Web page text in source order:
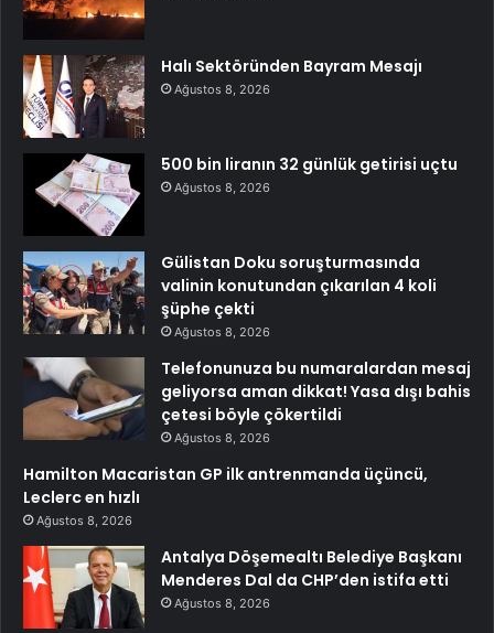
Halı Sektöründen Bayram Mesajı
Ağustos 8, 2026
500 bin liranın 32 günlük getirisi uçtu
Ağustos 8, 2026
Gülistan Doku soruşturmasında
valinin konutundan çıkarılan 4 koli
şüphe çekti
Ağustos 8, 2026
Telefonunuza bu numaralardan mesaj
geliyorsa aman dikkat! Yasa dışı bahis
çetesi böyle çökertildi
Ağustos 8, 2026
Hamilton Macaristan GP ilk antrenmanda üçüncü,
Leclerc en hızlı
Ağustos 8, 2026
Antalya Döşemealtı Belediye Başkanı
Menderes Dal da CHP’den istifa etti
Ağustos 8, 2026